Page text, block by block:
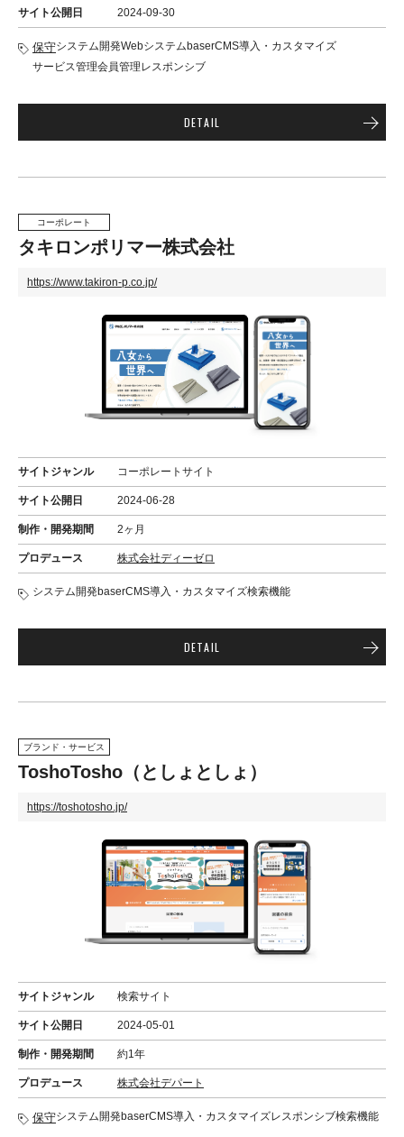
サイト公開日 2024-09-30
保守システム開発WebシステムbaserCMS導入・カスタマイズ
サービス管理会員管理レスポンシブ
DETAIL
コーポレート
タキロンポリマー株式会社
https://www.takiron-p.co.jp/
サイトジャンル コーポレートサイト
サイト公開日 2024-06-28
制作・開発期間 2ヶ月
プロデュース 株式会社ディーゼロ
システム開発baserCMS導入・カスタマイズ検索機能
DETAIL
ブランド・サービス
ToshoTosho（としょとしょ）
https://toshotosho.jp/
サイトジャンル 検索サイト
サイト公開日 2024-05-01
制作・開発期間 約1年
プロデュース 株式会社デパート
保守システム開発baserCMS導入・カスタマイズレスポンシブ検索機能